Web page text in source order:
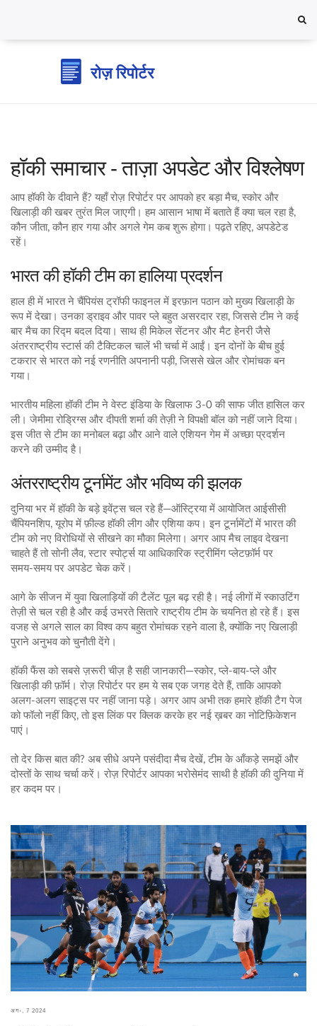
हॉकी समाचार - ताज़ा अपडेट और विश्लेषण
आप हॉकी के दीवाने हैं? यहाँ रोज़ रिपोर्टर पर आपको हर बड़ा मैच, स्कोर और
खिलाड़ी की खबर तुरंत मिल जाएगी। हम आसान भाषा में बताते हैं क्या चल रहा है,
कौन जीता, कौन हार गया और अगले गेम कब शुरू होगा। पढ़ते रहिए, अपडेटेड
रहें।
भारत की हॉकी टीम का हालिया प्रदर्शन
हाल ही में भारत ने चैंपियंस ट्रॉफी फाइनल में इरफ़ान पठान को मुख्य खिलाड़ी के
रूप में देखा। उनका ड्राइव और पावर प्ले बहुत असरदार रहा, जिससे टीम ने कई
बार मैच का रिद्म बदल दिया। साथ ही मिकेल सेंटनर और मैट हेनरी जैसे
अंतरराष्ट्रीय स्टार्स की टैक्टिकल चालें भी चर्चा में आईं। इन दोनों के बीच हुई
टकरार से भारत को नई रणनीति अपनानी पड़ी, जिससे खेल और रोमांचक बन
गया।
भारतीय महिला हॉकी टीम ने वेस्ट इंडिया के खिलाफ 3-0 की साफ जीत हासिल कर
ली। जेमीमा रोड्रिग्स और दीपती शर्मा की तेज़ी ने विपक्षी बॉल को नहीं जाने दिया।
इस जीत से टीम का मनोबल बढ़ा और आने वाले एशियन गेम में अच्छा प्रदर्शन
करने की उम्मीद है।
अंतरराष्ट्रीय टूर्नामेंट और भविष्य की झलक
दुनिया भर में हॉकी के बड़े इवेंट्स चल रहे हैं—ऑस्ट्रिया में आयोजित आईसीसी
चैंपियनशिप, यूरोप में फ़ील्ड हॉकी लीग और एशिया कप। इन टूर्नामेंटों में भारत की
टीम को नए विरोधियों से सीखने का मौका मिलेगा। अगर आप मैच लाइव देखना
चाहते हैं तो सोनी लैव, स्टार स्पोर्ट्स या आधिकारिक स्ट्रीमिंग प्लेटफ़ॉर्म पर
समय‑समय पर अपडेट चेक करें।
आगे के सीजन में युवा खिलाड़ियों की टैलेंट पूल बढ़ रही है। नई लीगों में स्काउटिंग
तेज़ी से चल रही है और कई उभरते सितारे राष्ट्रीय टीम के चयनित हो रहे हैं। इस
वजह से अगले साल का विश्व कप बहुत रोमांचक रहने वाला है, क्योंकि नए खिलाड़ी
पुराने अनुभव को चुनौती देंगे।
हॉकी फैंस को सबसे ज़रूरी चीज़ है सही जानकारी—स्कोर, प्ले‑बाय‑प्ले और
खिलाड़ी की फ़ॉर्म। रोज़ रिपोर्टर पर हम ये सब एक जगह देते हैं, ताकि आपको
अलग‑अलग साइट्स पर नहीं जाना पड़े। अगर आप अभी तक हमारे हॉकी टैग पेज
को फॉलो नहीं किए, तो इस लिंक पर क्लिक करके हर नई ख़बर का नोटिफ़िकेशन
पाएं।
तो देर किस बात की? अब सीधे अपने पसंदीदा मैच देखें, टीम के आँकड़े समझें और
दोस्तों के साथ चर्चा करें। रोज़ रिपोर्टर आपका भरोसेमंद साथी है हॉकी की दुनिया में
हर कदम पर।
अग॰, 7 2024